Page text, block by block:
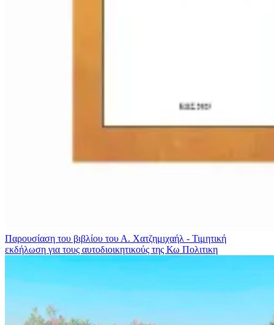
Παρουσίαση του βιβλίου του Α. Χατζημιχαήλ - Τιμητική
εκδήλωση για τους αυτοδιοικητικούς της Κω Πολιτικη